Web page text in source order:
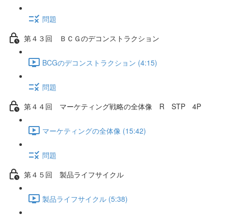
問題
第４３回 ＢＣＧのデコンストラクション
BCGのデコンストラクション (4:15)
問題
第４４回 マーケティング戦略の全体像 R STP 4P
マーケティングの全体像 (15:42)
問題
第４５回 製品ライフサイクル
製品ライフサイクル (5:38)